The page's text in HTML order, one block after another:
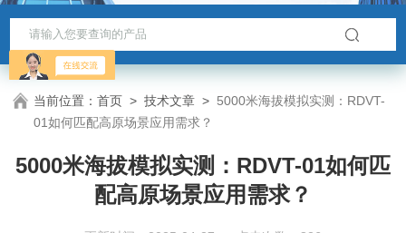
当前位置：首页 >技术文章 > 5000米海拔模拟实测：RDVT-
01如何匹配高原场景应用需求？
5000米海拔模拟实测：RDVT-01如何匹
配高原场景应用需求？